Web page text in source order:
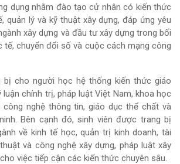
dụng nhằm đào tạo cử nhân có kiến thức
quản lý và kỹ thuật xây dựng, đáp ứng yêu
xây dựng và đầu tư xây dựng trong bối
tế, chuyển đổi số và cuộc cách mạng công
bị cho người học hệ thống kiến thức giáo
chính trị, pháp luật Việt Nam, khoa học
công nghệ thông tin, giáo dục thể chất và
Bên cạnh đó, sinh viên được trang bị
về kinh tế học, quản trị kinh doanh, tài
và công nghệ xây dựng, pháp luật xây
việc tiếp cận các kiến thức chuyên sâu.